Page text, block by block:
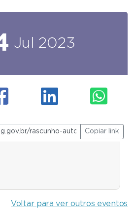
Jul 2023
Copiar link
Voltar para ver outros eventos